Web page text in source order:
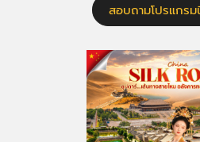
สอบถามโปรแกร